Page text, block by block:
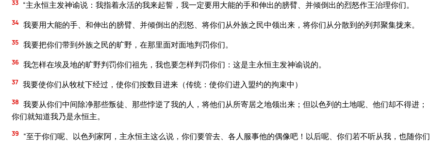
33 “主永恒主发神谕说：我指着永活的我来起誓，我一定要用大能的手和伸出的膀臂、并倾倒出的烈怒作王治理你们。
34 我要用大能的手、和伸出的膀臂、并倾倒出的烈怒、将你们从外族之民中领出来，将你们从分散到的列邦聚集拢来。
35 我要把你们带到外族之民的旷野，在那里面对面地判罚你们。
36 我怎样在埃及地的旷野判罚你们祖先，我也要怎样判罚你们：这是主永恒主发神谕说的。
37 我要使你们从牧杖下经过，使你们按数目进来（传统：使你们进入盟约的拘束中）
38 我要从你们中间除净那些叛徒、那些悖逆了我的人，将他们从所寄居之地领出来；但以色列的土地呢、他们却不得进；
你们就知道我乃是永恒主。
39
“至于你们呢、以色列家阿，主永恒主这么说，你们要管去、各人服事他的偶像吧！以后呢、你们若不听从我，也随你们